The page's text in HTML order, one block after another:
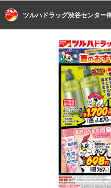
ツルハドラッグ渋谷センター